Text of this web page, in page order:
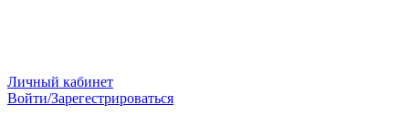
Личный кабинет
Войти/Зарегестрироваться